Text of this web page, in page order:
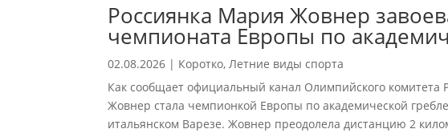
Россиянка Мария Жовнер
чемпионата Европы по
02.08.2026 | Коротко,Летние виды спорта
Как сообщает официальный канал Олимпийского комитета
Жовнер стала чемпионкой Европы по академической
итальянском Варезе. Жовнер преодолела дистанцию 2